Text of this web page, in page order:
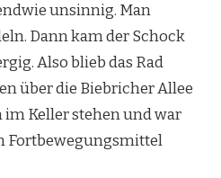
unsinnig. Man
Dann kam der Schock
Also blieb das Rad
über die Biebricher Allee
Keller stehen und war
Fortbewegungsmittel